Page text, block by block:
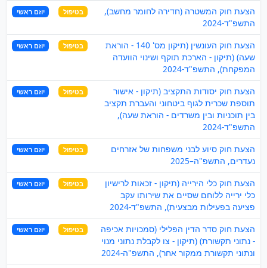
הצעת חוק המשטרה (חדירה לחומר מחשב),
התשפ"ד-2024
בטיפול יוזם ראשי
הצעת חוק העונשין (תיקון מס' 140 - הוראת
שעה) (תיקון - הארכת תוקף ושינוי הוועדה
המפקחת), התשפ"ד-2024
בטיפול יוזם ראשי
הצעת חוק יסודות התקציב (תיקון - אישור
תוספת שכרית לגוף ביטחוני והעברת תקציב
בין תוכניות ובין משרדים - הוראת שעה),
התשפ"ד-2024
בטיפול יוזם ראשי
הצעת חוק סיוע לבני משפחות של אזרחים
נעדרים, התשפ"ה–2025
בטיפול יוזם ראשי
הצעת חוק כלי הירייה (תיקון - זכאות לרישיון
כלי ירייה ללוחם שסיים את שירותו עקב
פציעה בפעילות מבצעית), התשפ"ד-2024
בטיפול יוזם ראשי
הצעת חוק סדר הדין הפלילי (סמכויות אכיפה
- נתוני תקשורת) (תיקון - צו לקבלת נתוני מנוי
ונתוני תקשורת ממקור אחר), התשפ"ה-2024
בטיפול יוזם ראשי